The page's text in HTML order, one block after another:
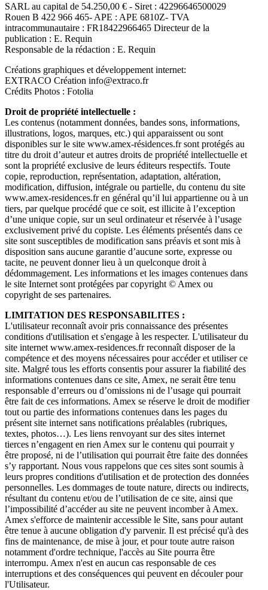
SARL au capital de 54.250,00 € - Siret : 42296646500029
Rouen B 422 966 465- APE : APE 6810Z- TVA
intracommunautaire : FR18422966465 Directeur de la
publication : E. Requin
Responsable de la rédaction : E. Requin
Créations graphiques et développement internet:
EXTRACO Création info@extraco.fr
Crédits Photos : Fotolia
Droit de propriété intellectuelle :
Les contenus (notamment données, bandes sons, informations,
illustrations, logos, marques, etc.) qui apparaissent ou sont
disponibles sur le site www.amex-résidences.fr sont protégés au
titre du droit d’auteur et autres droits de propriété intellectuelle et
sont la propriété exclusive de leurs éditeurs respectifs. Toute
copie, reproduction, représentation, adaptation, altération,
modification, diffusion, intégrale ou partielle, du contenu du site
www.amex-residences.fr en général qu’il lui appartienne ou à un
tiers, par quelque procédé que ce soit, est illicite à l’exception
d’une unique copie, sur un seul ordinateur et réservée à l’usage
exclusivement privé du copiste. Les éléments présentés dans ce
site sont susceptibles de modification sans préavis et sont mis à
disposition sans aucune garantie d’aucune sorte, expresse ou
tacite, ne peuvent donner lieu à un quelconque droit à
dédommagement. Les informations et les images contenues dans
le site Internet sont protégées par copyright © Amex ou
copyright de ses partenaires.
LIMITATION DES RESPONSABILITES :
L'utilisateur reconnaît avoir pris connaissance des présentes
conditions d'utilisation et s'engage à les respecter. L'utilisateur du
site internet www.amex-residences.fr reconnaît disposer de la
compétence et des moyens nécessaires pour accéder et utiliser ce
site. Malgré tous les efforts consentis pour assurer la fiabilité des
informations contenues dans ce site, Amex, ne serait être tenu
responsable d’erreurs ou d’omissions ni de l’usage qui pourrait
être fait de ces informations. Amex se réserve le droit de modifier
tout ou partie des informations contenues dans les pages du
présent site internet sans notifications préalables (rubriques,
textes, photos…). Les liens renvoyant sur des sites internet
tierces n’engagent en rien Amex sur le contenu qui pourrait y
être proposé, ni de l’utilisation qui pourrait être faite des données
s’y rapportant. Nous vous rappelons que ces sites sont soumis à
leurs propres conditions d'utilisation et de protection des données
personnelles. Les dommages de toute nature, directs ou indirects,
résultant du contenu et/ou de l’utilisation de ce site, ainsi que
l’impossibilité d’accéder au site ne peuvent incomber à Amex.
Amex s'efforce de maintenir accessible le Site, sans pour autant
être tenue à aucune obligation d'y parvenir. Il est précisé qu'à des
fins de maintenance, de mise à jour, et pour toute autre raison
notamment d'ordre technique, l'accès au Site pourra être
interrompu. Amex n'est en aucun cas responsable de ces
interruptions et des conséquences qui peuvent en découler pour
l'Utilisateur.